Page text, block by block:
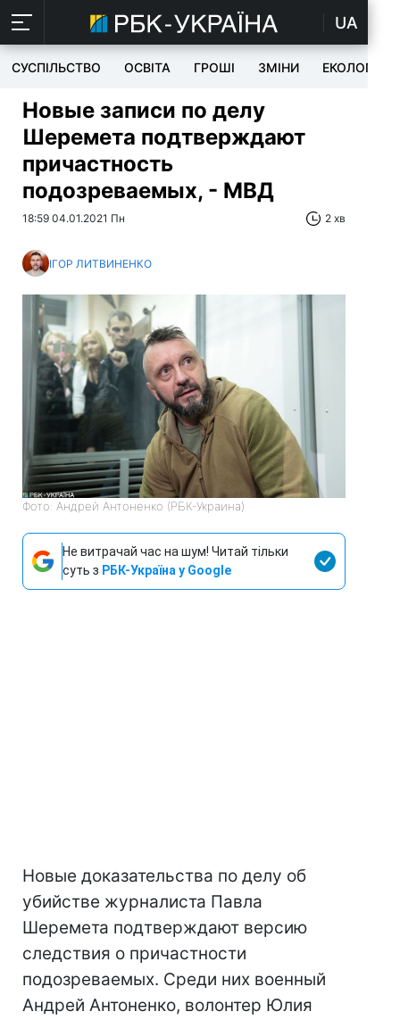
UA
СУСПІЛЬСТВО ОСВІТА ГРОШІ ЗМІНИ ЕКОЛОГІЯ
Новые записи по делу
Шеремета подтверждают
причастность
подозреваемых, - МВД
18:59 04.01.2021 Пн 2 хв
ІГОР ЛИТВИНЕНКО
Фото: Андрей Антоненко (РБК-Украина)
Не витрачай час на шум! Читай тільки
суть з РБК-Україна у Google
Новые доказательства по делу об
убийстве журналиста Павла
Шеремета подтверждают версию
следствия о причастности
подозреваемых. Среди них военный
Андрей Антоненко, волонтер Юлия